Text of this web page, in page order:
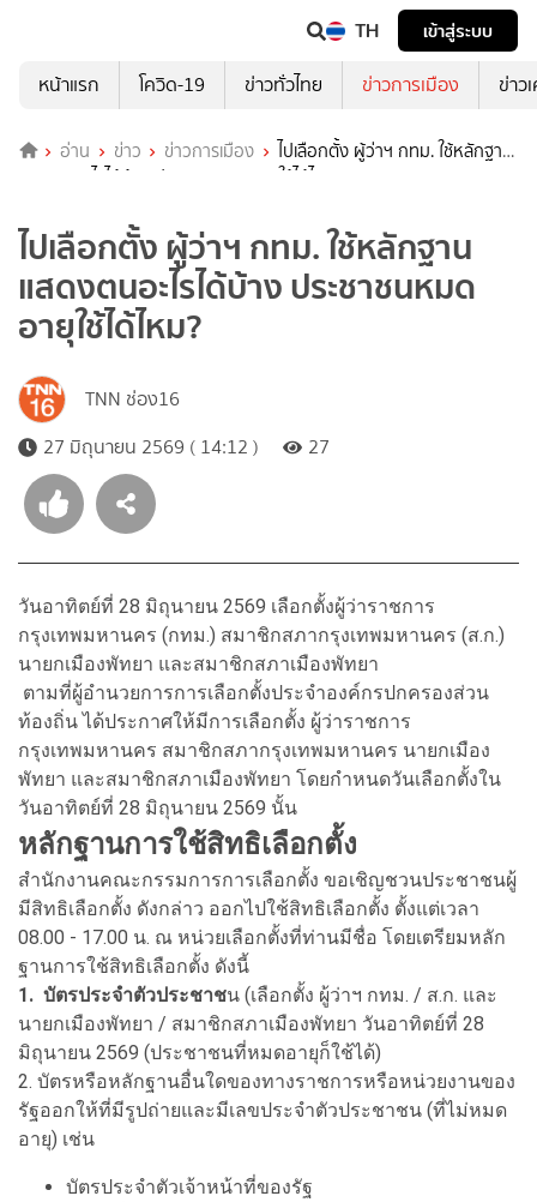
TH
เข้าสู่ระบบ
หน้าแรก
โควิด-19 ข่าวทั่วไทย ข่าวการเมือง ข่าว
อ่าน ข่าว ข่าวการเมือง
ไปเลือกตั้ง ผู้ว่าฯ กทม. ใช้หลักฐาน
แสดงตนอะไรได้บ้าง ประชาชนหมดอายุใช้ได้ไหม?
ไปเลือกตั้ง ผู้ว่าฯ กทม. ใช้หลักฐาน
แสดงตนอะไรได้บ้าง ประชาชนหมด
อายุใช้ได้ไหม?
TNN ช่อง16
27 มิถุนายน 2569 ( 14:12 )
27
วันอาทิตย์ที่ 28 มิถุนายน 2569 เลือกตั้งผู้ว่าราชการ
กรุงเทพมหานคร (กทม.) สมาชิกสภากรุงเทพมหานคร (ส.ก.)
นายกเมืองพัทยา และสมาชิกสภาเมืองพัทยา
ตามที่ผู้อำนวยการการเลือกตั้งประจำองค์กรปกครองส่วน
ท้องถิ่น ได้ประกาศให้มีการเลือกตั้ง ผู้ว่าราชการ
กรุงเทพมหานคร สมาชิกสภากรุงเทพมหานคร นายกเมือง
พัทยา และสมาชิกสภาเมืองพัทยา โดยกำหนดวันเลือกตั้งใน
วันอาทิตย์ที่ 28 มิถุนายน 2569 นั้น
หลักฐานการใช้สิทธิเลือกตั้ง
สำนักงานคณะกรรมการการเลือกตั้ง ขอเชิญชวนประชาชนผู้
มีสิทธิเลือกตั้ง ดังกล่าว ออกไปใช้สิทธิเลือกตั้ง ตั้งแต่เวลา
08.00 - 17.00 น. ณ หน่วยเลือกตั้งที่ท่านมีชื่อ โดยเตรียมหลัก
ฐานการใช้สิทธิเลือกตั้ง ดังนี้
1. บัตรประจำตัวประชาชน (เลือกตั้ง ผู้ว่าฯ กทม. / ส.ก. และ
นายกเมืองพัทยา / สมาชิกสภาเมืองพัทยา วันอาทิตย์ที่ 28
มิถุนายน 2569 (ประชาชนที่หมดอายุก็ใช้ได้)
2. บัตรหรือหลักฐานอื่นใดของทางราชการหรือหน่วยงานของ
รัฐออกให้ที่มีรูปถ่ายและมีเลขประจำตัวประชาชน (ที่ไม่หมด
อายุ) เช่น
บัตรประจำตัวเจ้าหน้าที่ของรัฐ